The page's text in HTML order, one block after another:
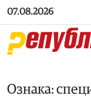
Skip to main content
07.08.2026
Ознака: